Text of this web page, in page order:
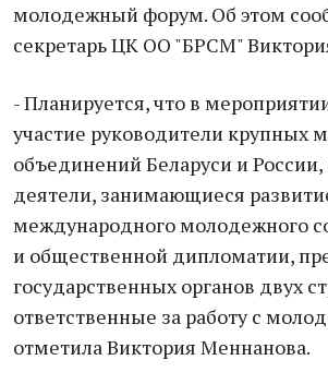
молодежный форум. Об этом
секретарь ЦК ОО "БРСМ"
- Планируется, что в
участие руководители крупных
объединений Беларуси и
деятели, занимающиеся
международного молодежного
и общественной дипломатии,
государственных органов двух
ответственные за работу с
отметила Виктория Меннанова.